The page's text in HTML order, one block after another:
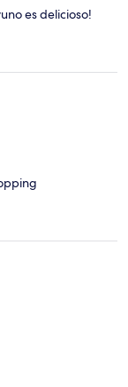
es delicioso!